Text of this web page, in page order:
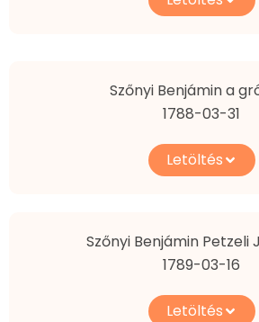
Szőnyi Benjámin a
1788-03-31
Letöltés
Szőnyi Benjámin Petzeli
1789-03-16
Letöltés